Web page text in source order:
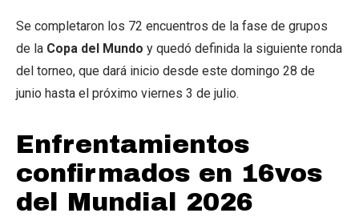
Se completaron los 72 encuentros de la fase de grupos
de la Copa del Mundo y quedó definida la siguiente ronda
del torneo, que dará inicio desde este domingo 28 de
junio hasta el próximo viernes 3 de julio.
Enfrentamientos
confirmados en 16vos
del Mundial 2026